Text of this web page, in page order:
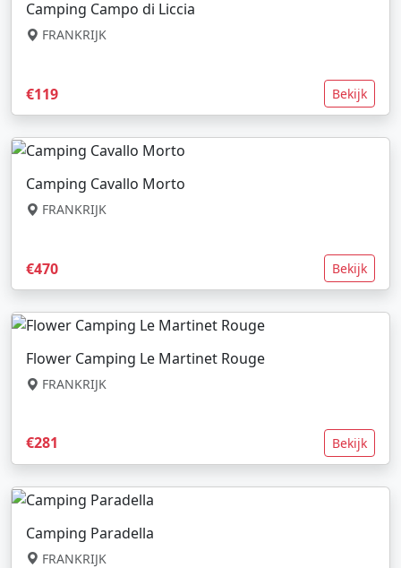
Camping Campo di Liccia
FRANKRIJK
€119 Bekijk
Camping Cavallo Morto
FRANKRIJK
€470 Bekijk
Flower Camping Le Martinet Rouge
FRANKRIJK
€281 Bekijk
Camping Paradella
FRANKRIJK